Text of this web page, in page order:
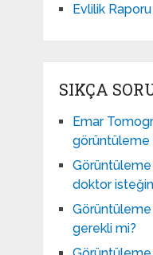
Evlilik Raporu
SIKÇA
Emar
görüntüleme
doktor
gerekli mi?